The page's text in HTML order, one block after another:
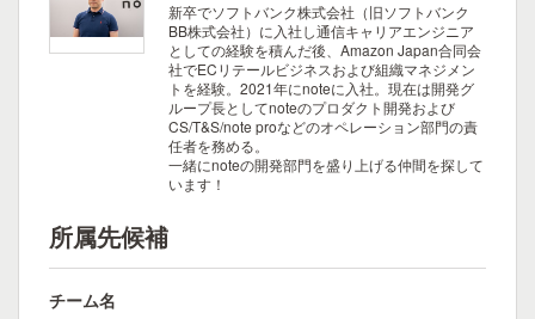
新卒でソフトバンク株式会社（旧ソフトバンク
BB株式会社）に入社し通信キャリアエンジニア
としての経験を積んだ後、Amazon Japan合同会
社でECリテールビジネスおよび組織マネジメン
トを経験。2021年にnoteに入社。現在は開発グ
ループ長としてnoteのプロダクト開発および
CS/T&S/note proなどのオペレーション部門の責
任者を務める。
一緒にnoteの開発部門を盛り上げる仲間を探して
います！
所属先候補
チーム名